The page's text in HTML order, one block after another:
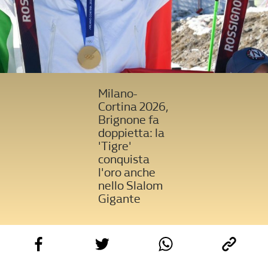
Milano-
Cortina 2026,
Brignone fa
doppietta: la
'Tigre'
conquista
l'oro anche
nello Slalom
Gigante